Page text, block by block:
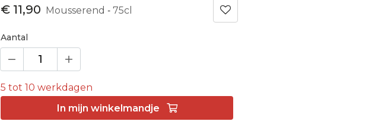
€ 11,90 Mousserend - 75cl
Aantal
5 tot 10 werkdagen
In mijn winkelmandje